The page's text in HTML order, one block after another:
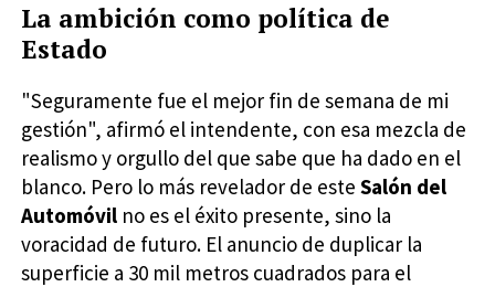
La ambición como política de
Estado
"Seguramente fue el mejor fin de semana de mi
gestión", afirmó el intendente, con esa mezcla de
realismo y orgullo del que sabe que ha dado en el
blanco. Pero lo más revelador de este Salón del
Automóvil no es el éxito presente, sino la
voracidad de futuro. El anuncio de duplicar la
superficie a 30 mil metros cuadrados para el